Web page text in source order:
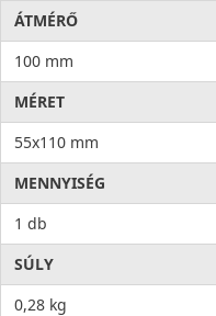
ÁTMÉRŐ
100 mm
MÉRET
55x110 mm
MENNYISÉG
1 db
SÚLY
0,28 kg